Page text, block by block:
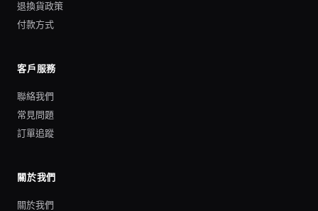
退換貨政策
付款方式
客戶服務
聯絡我們
常見問題
訂單追蹤
關於我們
關於我們